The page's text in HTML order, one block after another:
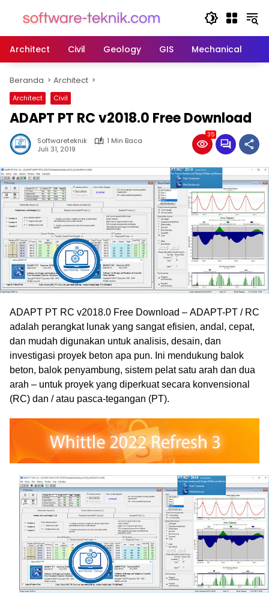
Architect
Civil Geology GIS Mechanical
Beranda Architect
Architect Civil
ADAPT PT RC v2018.0 Free Download
Softwareteknik
1 Min Baca
Juli 31, 2019
35
ADAPT PT RC v2018.0 Free Download – ADAPT-PT / RC
adalah perangkat lunak yang sangat efisien, andal, cepat,
dan mudah digunakan untuk analisis, desain, dan
investigasi proyek beton apa pun. Ini mendukung balok
beton, balok penyambung, sistem pelat satu arah dan dua
arah – untuk proyek yang diperkuat secara konvensional
(RC) dan / atau pasca-tegangan (PT).